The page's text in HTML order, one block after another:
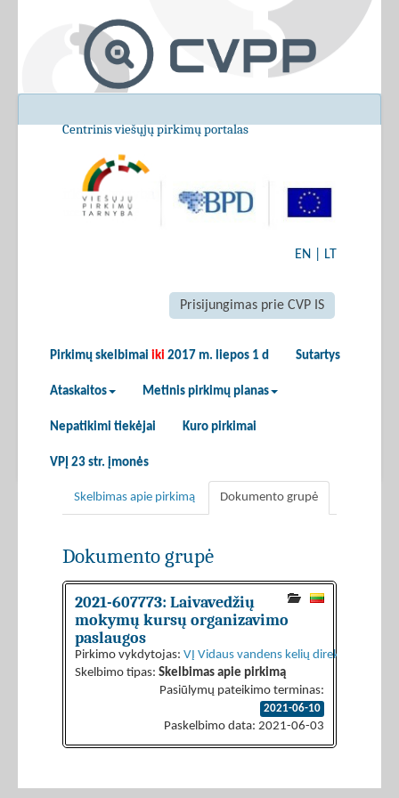
Centrinis viešųjų pirkimų portalas
EN LT
Prisijungimas prie CVP IS
Pirkimų skelbimai iki 2017 m. liepos 1 d Sutartys
Ataskaitos Metinis pirkimų planas
Nepatikimi tiekėjai Kuro pirkimai
VPĮ 23 str. įmonės
Skelbimas apie pirkimą Dokumento grupė
Dokumento grupė
2021-607773: Laivavedžių
mokymų kursų organizavimo
paslaugos
Pirkimo vykdytojas: VĮ Vidaus vandens kelių direkcija
Skelbimo tipas: Skelbimas apie pirkimą
Pasiūlymų pateikimo terminas:
2021-06-10
Paskelbimo data: 2021-06-03